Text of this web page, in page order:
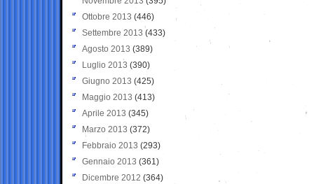
Ottobre 2013 (446)
Settembre 2013 (433)
Agosto 2013 (389)
Luglio 2013 (390)
Giugno 2013 (425)
Maggio 2013 (413)
Aprile 2013 (345)
Marzo 2013 (372)
Febbraio 2013 (293)
Gennaio 2013 (361)
Dicembre 2012 (364)